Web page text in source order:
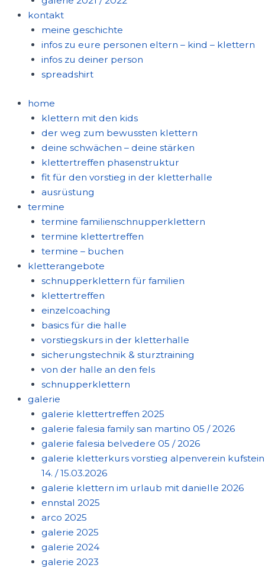
kontakt
meine geschichte
infos zu eure personen eltern – kind – klettern
infos zu deiner person
spreadshirt
home
klettern mit den kids
der weg zum bewussten klettern
deine schwächen – deine stärken
klettertreffen phasenstruktur
fit für den vorstieg in der kletterhalle
ausrüstung
termine
termine familienschnupperklettern
termine klettertreffen
termine – buchen
kletterangebote
schnupperklettern für familien
klettertreffen
einzelcoaching
basics für die halle
vorstiegskurs in der kletterhalle
sicherungstechnik & sturztraining
von der halle an den fels
schnupperklettern
galerie
galerie klettertreffen 2025
galerie falesia family san martino 05 / 2026
galerie falesia belvedere 05 / 2026
galerie kletterkurs vorstieg alpenverein kufstein
14. / 15.03.2026
galerie klettern im urlaub mit danielle 2026
ennstal 2025
arco 2025
galerie 2025
galerie 2024
galerie 2023